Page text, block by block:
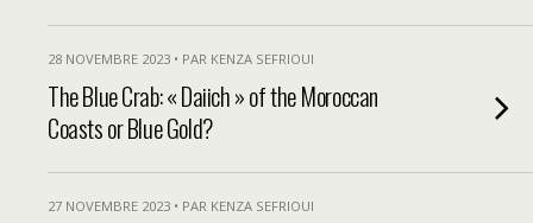
28 NOVEMBRE 2023 • PAR KENZA SEFRIOUI
The Blue Crab: « Daiich » of the Moroccan
Coasts or Blue Gold?
27 NOVEMBRE 2023 • PAR KENZA SEFRIOUI